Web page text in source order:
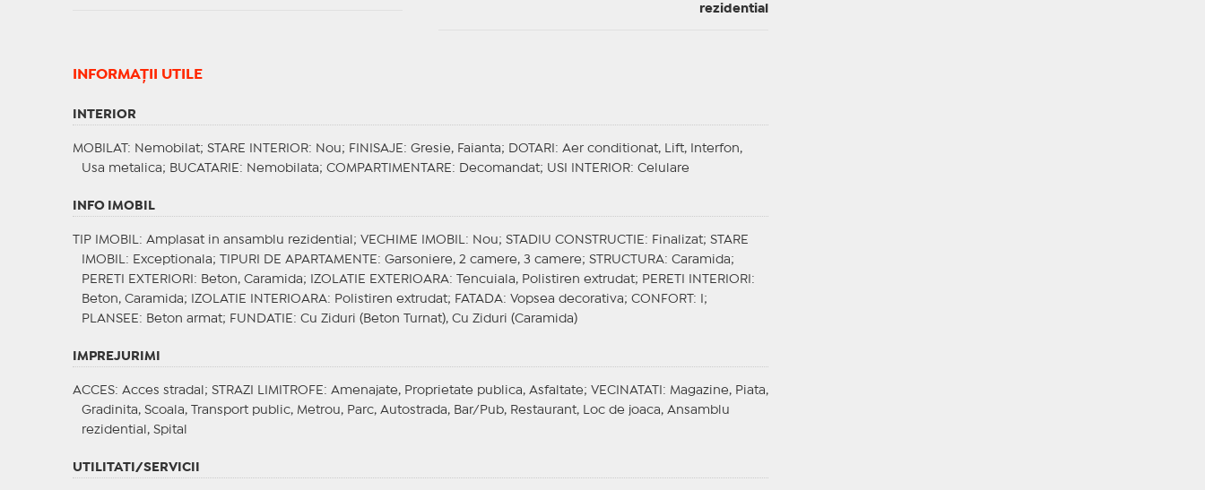
rezidential
INFORMAŢII UTILE
INTERIOR
MOBILAT : Nemobilat; STARE INTERIOR: Nou; FINISAJE : Gresie, Faianta; DOTARI : Aer conditionat, Lift, Interfon,
Usa metalica; BUCATARIE : Nemobilata; COMPARTIMENTARE : Decomandat; USI INTERIOR: Celulare
INFO IMOBIL
TIP IMOBIL : Amplasat in ansamblu rezidential; VECHIME IMOBIL : Nou; STADIU CONSTRUCTIE : Finalizat; STARE
IMOBIL
: Exceptionala; TIPURI DE APARTAMENTE : Garsoniere, 2 camere, 3 camere; STRUCTURA: Caramida;
PERETI EXTERIORI : Beton, Caramida; IZOLATIE EXTERIOARA: Tencuiala, Polistiren extrudat; PERETI INTERIORI :
Beton, Caramida;
IZOLATIE INTERIOARA: Polistiren extrudat; FATADA: Vopsea decorativa; CONFORT
: I;
PLANSEE : Beton armat; FUNDATIE : Cu Ziduri (Beton Turnat), Cu Ziduri (Caramida)
IMPREJURIMI
ACCES: Acces stradal; STRAZI LIMITROFE : Amenajate, Proprietate publica, Asfaltate; VECINATATI
: Magazine, Piata,
Gradinita, Scoala, Transport public, Metrou, Parc, Autostrada, Bar/Pub, Restaurant, Loc de joaca, Ansamblu
rezidential, Spital
UTILITATI/SERVICII